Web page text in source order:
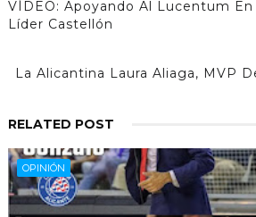
VÍDEO: Apoyando Al Lucentum
Líder Castellón
La Alicantina Laura Aliaga, MVP
RELATED POST
OPINIÓN